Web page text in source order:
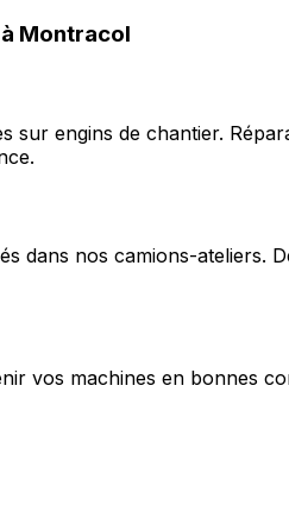
Montracol
sur engins de chantier.
dans nos camions-ateliers.
vos machines en bonnes